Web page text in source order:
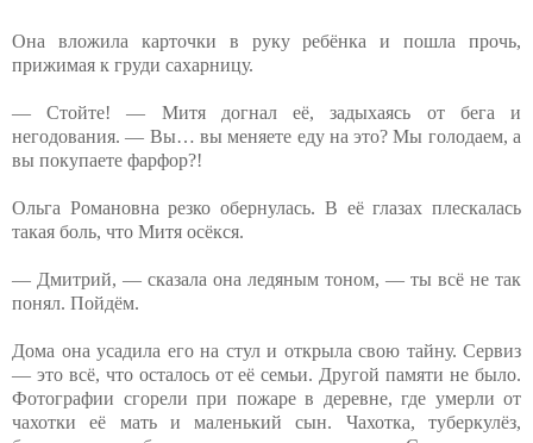
Она вложила карточки в руку ребёнка и пошла прочь,
прижимая к груди сахарницу.
— Стойте! — Митя догнал её, задыхаясь от бега и
негодования. — Вы… вы меняете еду на это? Мы голодаем, а
вы покупаете фарфор?!
Ольга Романовна резко обернулась. В её глазах плескалась
такая боль, что Митя осёкся.
— Дмитрий, — сказала она ледяным тоном, — ты всё не так
понял. Пойдём.
Дома она усадила его на стул и открыла свою тайну. Сервиз
— это всё, что осталось от её семьи. Другой памяти не было.
Фотографии сгорели при пожаре в деревне, где умерли от
чахотки её мать и маленький сын. Чахотка, туберкулёз,